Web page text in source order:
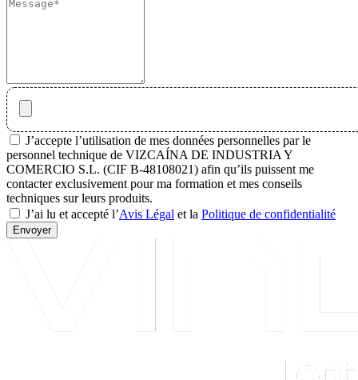
J’accepte l’utilisation de mes données personnelles par le
personnel technique de VIZCAÍNA DE INDUSTRIA Y
COMERCIO S.L. (CIF B-48108021) afin qu’ils puissent me
contacter exclusivement pour ma formation et mes conseils
techniques sur leurs produits.
J’ai lu et accepté l’Avis Légal et la Politique de confidentialité
Envoyer